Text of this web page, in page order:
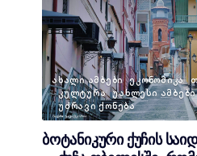
ᲐᲮᲐᲚᲘ ᲐᲛᲑᲔᲑᲘ ᲔᲙᲝᲜᲝᲛᲘᲙᲐ
ᲙᲣᲚᲢᲣᲠᲐ ᲣᲐᲮᲚᲔᲡᲘ ᲐᲛᲑᲔᲑᲘ
ᲣᲫᲠᲐᲕᲘ ᲥᲝᲜᲔᲑᲐ
ბოტანიკური ქუჩის